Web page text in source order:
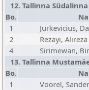
12. Tallinna Südalinna
Bo.
1
Jurkevicius,
2
Rezayi, Alireza
4
Sirimewan,
13. Tallinna
Bo.
1
Voorel, Sander